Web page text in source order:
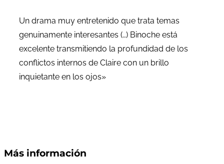
Un drama muy entretenido que trata temas
genuinamente interesantes (…) Binoche está
excelente transmitiendo la profundidad de los
conflictos internos de Claire con un brillo
inquietante en los ojos»
Más información